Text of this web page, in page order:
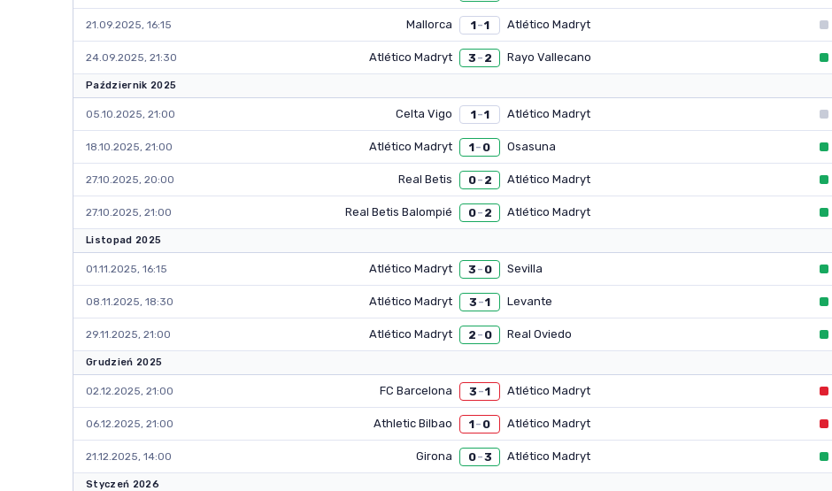
21.09.2025, 16:15 Mallorca 1–1 Atlético Madryt
24.09.2025, 21:30 Atlético Madryt 3 – 2 Rayo Vallecano
Październik 2025
05.10.2025, 21:00 Celta Vigo 1–1 Atlético Madryt
18.10.2025, 21:00 Atlético Madryt 1– 0 Osasuna
27.10.2025, 20:00 Real Betis 0– 2 Atlético Madryt
27.10.2025, 21:00 Real Betis Balompié 0– 2 Atlético Madryt
Listopad 2025
01.11.2025, 16:15 Atlético Madryt 3 – 0 Sevilla
08.11.2025, 18:30 Atlético Madryt 3 –1 Levante
29.11.2025, 21:00 Atlético Madryt 2 – 0 Real Oviedo
Grudzień 2025
02.12.2025, 21:00 FC Barcelona 3 –1 Atlético Madryt
06.12.2025, 21:00 Athletic Bilbao 1– 0 Atlético Madryt
21.12.2025, 14:00 Girona 0–3 Atlético Madryt
Styczeń 2026